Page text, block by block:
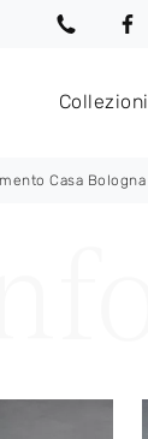
Collezioni
Casa Bologna